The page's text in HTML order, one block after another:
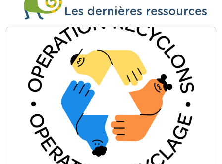
Les dernières ressources